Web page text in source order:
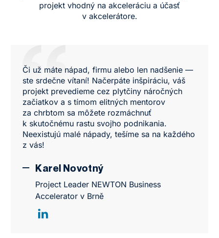
projekt vhodný na akceleráciu a účasť
v akcelerátore.
Či už máte nápad, firmu alebo len nadšenie —
ste srdečne vítaní! Načerpáte inšpiráciu, váš
projekt prevedieme cez plytčiny náročných
začiatkov a s tímom elitných mentorov
za chrbtom sa môžete rozmáchnuť
k skutočnému rastu svojho podnikania.
Neexistujú malé nápady, tešíme sa na každého
z vás!
Karel Novotný
Project Leader NEWTON Business
Accelerator v Brně